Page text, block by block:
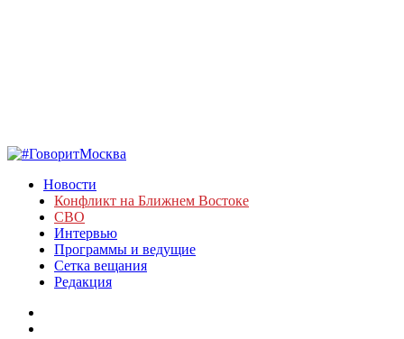
Новости
Конфликт на Ближнем Востоке
СВО
Интервью
Программы и ведущие
Сетка вещания
Редакция